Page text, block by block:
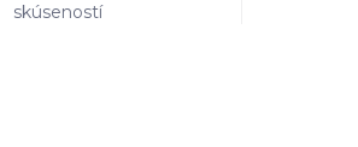
skúseností